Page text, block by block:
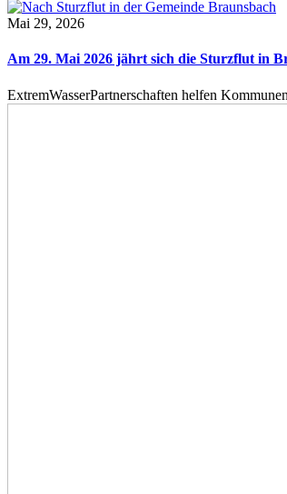
Mai 29, 2026
Am 29. Mai 2026 jährt sich die Sturzflut in
ExtremWasserPartnerschaften helfen